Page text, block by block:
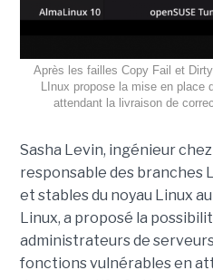
Après les failles Copy Fail et
LInux propose la mise en
attendant la livraison de
Sasha Levin, ingénieur
responsable des branches
et stables du noyau Linux
Linux, a proposé la
administrateurs de
fonctions vulnérables en